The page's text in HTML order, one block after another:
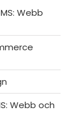
Webb
Webb och